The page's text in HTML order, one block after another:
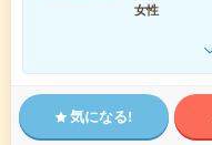
女性
気になる!